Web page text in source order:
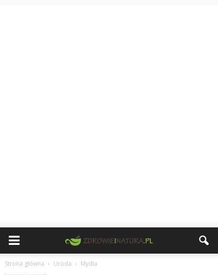
Strona główna Uroda Mydła